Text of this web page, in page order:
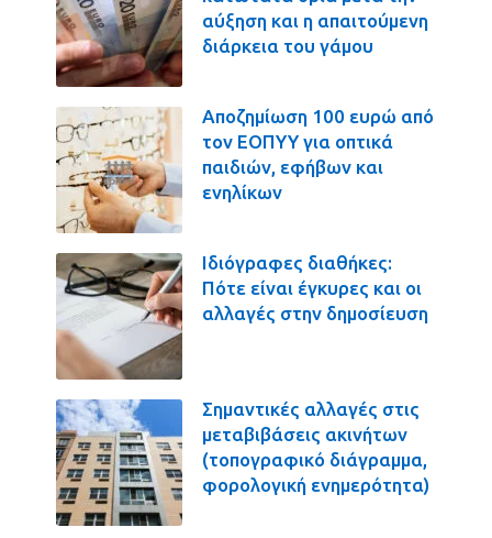
αύξηση και η απαιτούμενη
διάρκεια του γάμου
Αποζημίωση 100 ευρώ από
τον ΕΟΠΥΥ για οπτικά
παιδιών, εφήβων και
ενηλίκων
Ιδιόγραφες διαθήκες:
Πότε είναι έγκυρες και οι
αλλαγές στην δημοσίευση
Σημαντικές αλλαγές στις
μεταβιβάσεις ακινήτων
(τοπογραφικό διάγραμμα,
φορολογική ενημερότητα)